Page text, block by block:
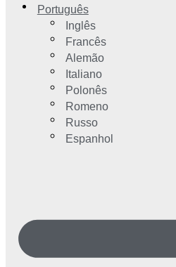
Português
Inglês
Francês
Alemão
Italiano
Polonês
Romeno
Russo
Espanhol